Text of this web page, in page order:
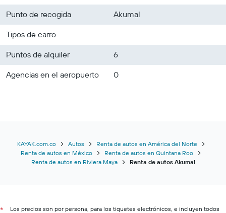
Punto de recogida
Akumal
Tipos de carro
Puntos de alquiler
6
Agencias en el aeropuerto
0
KAYAK.com.co Autos
Renta de autos en América del Norte
Renta de autos en México
Renta de autos en Quintana Roo
Renta de autos en Riviera Maya
Renta de autos Akumal
* Los precios son por persona, para los tiquetes electrónicos, e incluyen todos